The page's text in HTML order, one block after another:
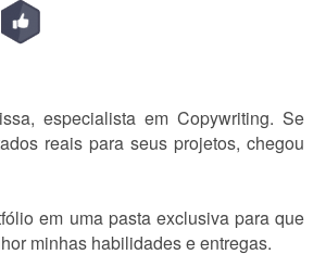
especialista em Copywriting. Se
reais para seus projetos, chegou
em uma pasta exclusiva para que
minhas habilidades e entregas.